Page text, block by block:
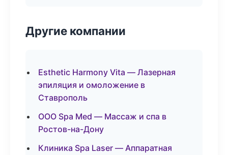
Другие компании
Esthetic Harmony Vita — Лазерная
эпиляция и омоложение в
Ставрополь
ООО Spa Med — Массаж и спа в
Ростов-на-Дону
Клиника Spa Laser — Аппаратная